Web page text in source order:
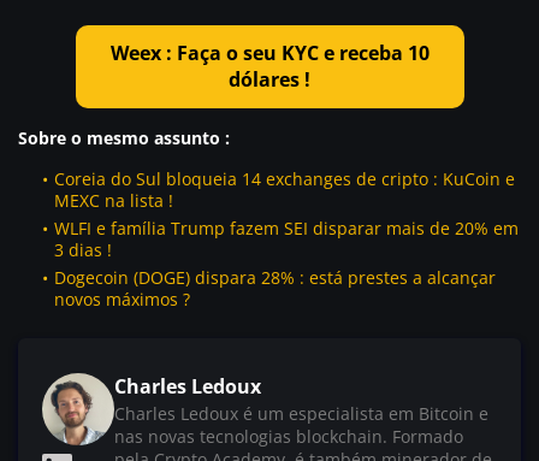
Weex : Faça o seu KYC e receba 10
dólares !
Sobre o mesmo assunto :
Coreia do Sul bloqueia 14 exchanges de cripto : KuCoin e
MEXC na lista !
WLFI e família Trump fazem SEI disparar mais de 20% em
3 dias !
Dogecoin (DOGE) dispara 28% : está prestes a alcançar
novos máximos ?
Charles Ledoux
Charles Ledoux é um especialista em Bitcoin e
nas novas tecnologias blockchain. Formado